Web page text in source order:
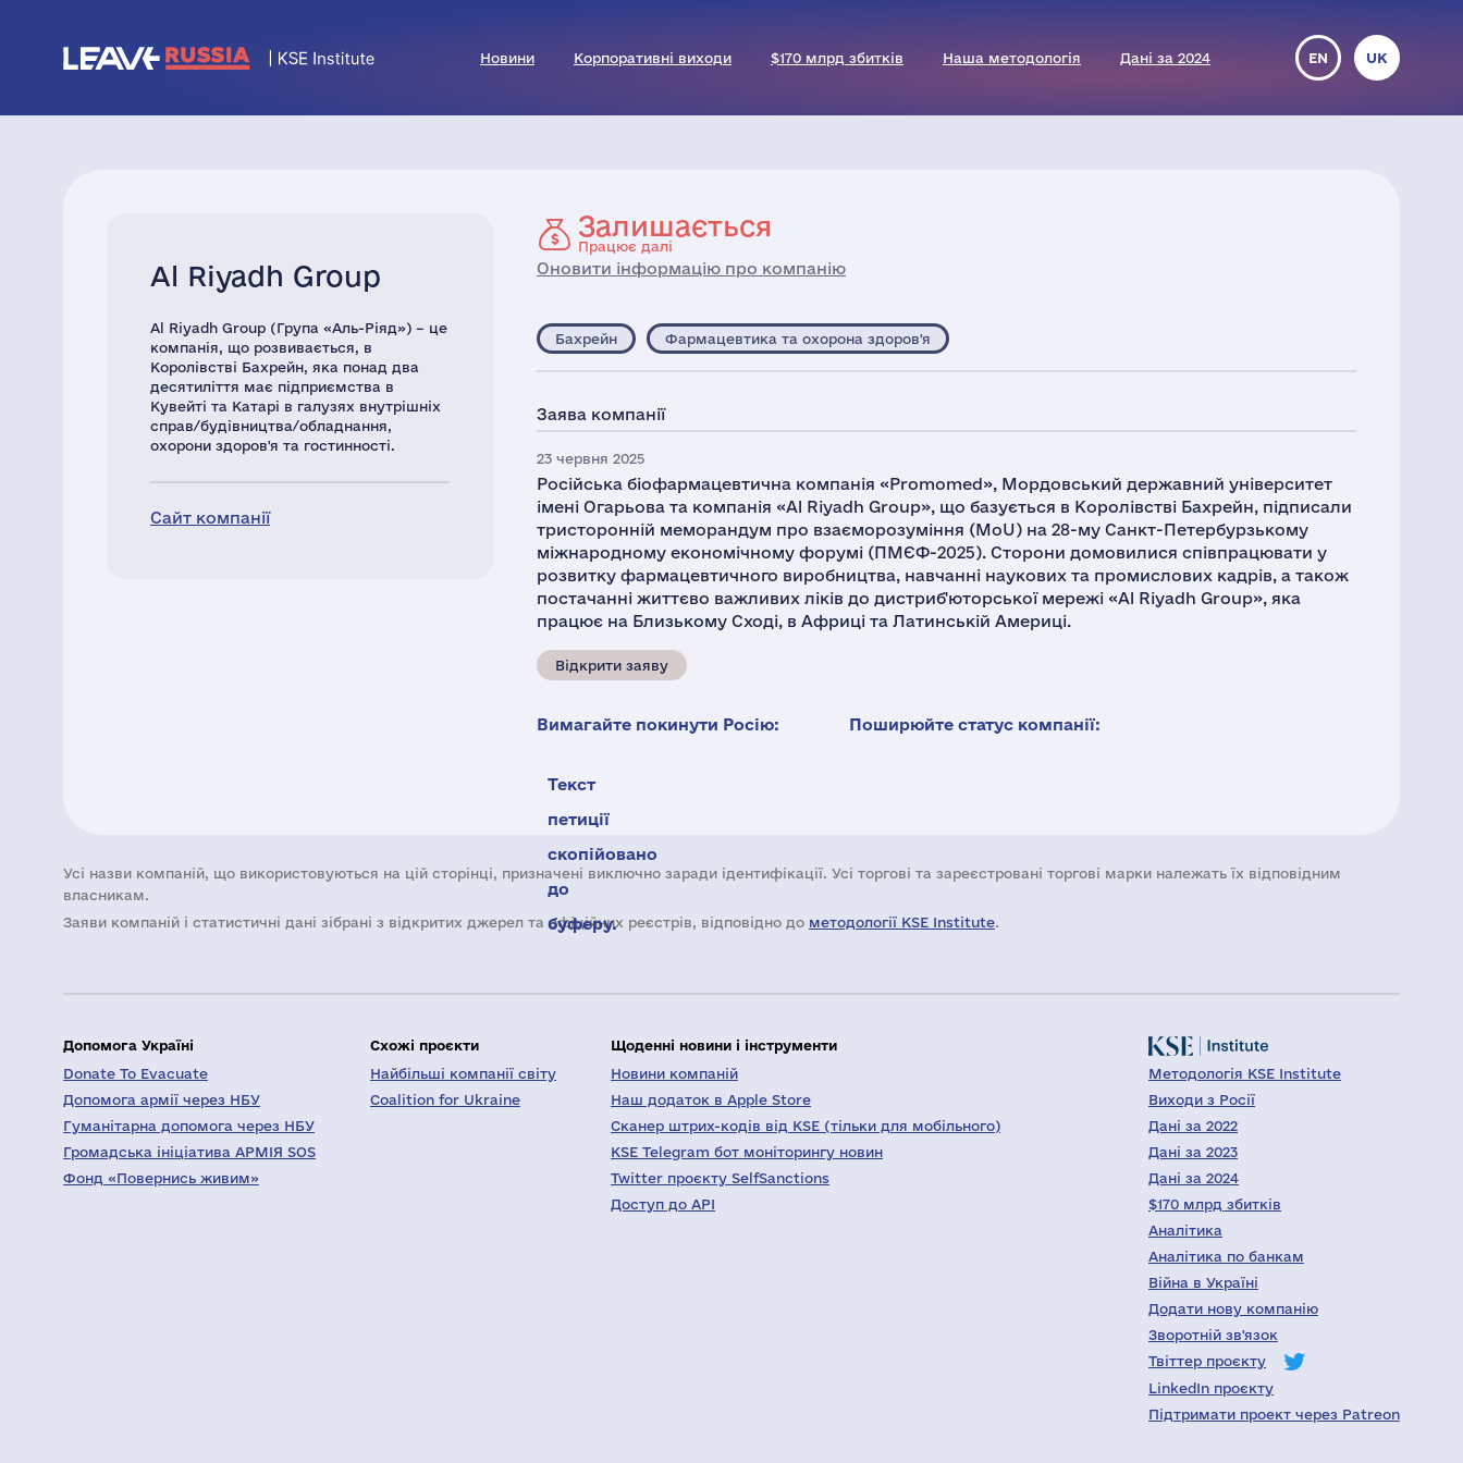
Новини Корпоративні виходи $170 млрд збитків Наша методологія Дані за 2024 EN UK
Al Riyadh Group
Al Riyadh Group (Група «Аль-Ріяд») – це
компанія, що розвивається, в
Королівстві Бахрейн, яка понад два
десятиліття має підприємства в
Кувейті та Катарі в галузях внутрішніх
справ/будівництва/обладнання,
охорони здоров'я та гостинності.
Сайт компанії
Залишається
Працює далі
Оновити інформацію про компанію
Бахрейн Фармацевтика та охорона здоров'я
Заява компанії
23 червня 2025
Російська біофармацевтична компанія «Promomed», Мордовський державний університет
імені Огарьова та компанія «Al Riyadh Group», що базується в Королівстві Бахрейн, підписали
тристоронній меморандум про взаєморозуміння (MoU) на 28-му Санкт-Петербурзькому
міжнародному економічному форумі (ПМЄФ-2025). Сторони домовилися співпрацювати у
розвитку фармацевтичного виробництва, навчанні наукових та промислових кадрів, а також
постачанні життєво важливих ліків до дистриб'юторської мережі «Al Riyadh Group», яка
працює на Близькому Сході, в Африці та Латинській Америці.
Відкрити заяву
Вимагайте покинути Росію:
Текст
петиції
скопійовано
до
буферу.
Поширюйте статус компанії:
Усі назви компаній, що використовуються на цій сторінці, призначені виключно заради ідентифікації. Усі торгові та зареєстровані торгові марки належать їх відповідним
власникам.
Заяви компаній i статистичні дані зібрані з відкритих джерел та офіційних реєстрів, відповідно до методології KSE Institute.
Допомога Україні
Donate To Evacuate
Допомога армії через НБУ
Гуманітарна допомога через НБУ
Громадська ініціатива АРМІЯ SOS
Фонд «Повернись живим»
Схожі проєкти
Найбільші компанії світу
Coalition for Ukraine
Щоденні новини і інструменти
Новини компаній
Наш додаток в Apple Store
Сканер штрих-кодів від KSE (тільки для мобільного)
KSE Telegram бот моніторингу новин
Twitter проєкту SelfSanctions
Доступ до API
Методологія KSE Institute
Виходи з Росії
Дані за 2022
Дані за 2023
Дані за 2024
$170 млрд збитків
Аналітика
Аналітика по банкам
Війна в Україні
Додати нову компанію
Зворотній зв'язок
Твіттер проєкту
LinkedIn проєкту
Підтримати проект через Patreon